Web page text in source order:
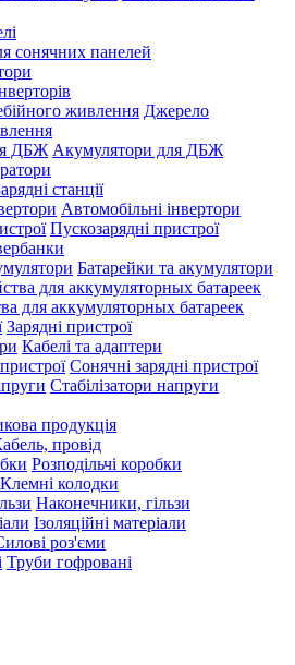
сонячних панелей
Джерело
Акумулятори для ДБЖ
станції
Автомобільні інвертори
Пускозарядні пристрої
Батарейки та акумулятори
для аккумуляторных батареек
Зарядні пристрої
Кабелі та адаптери
Сонячні зарядні пристрої
Стабілізатори напруги
продукція
провід
Розподільчі коробки
Клемні колодки
Наконечники, гільзи
Ізоляційні матеріали
роз'єми
Труби гофровані